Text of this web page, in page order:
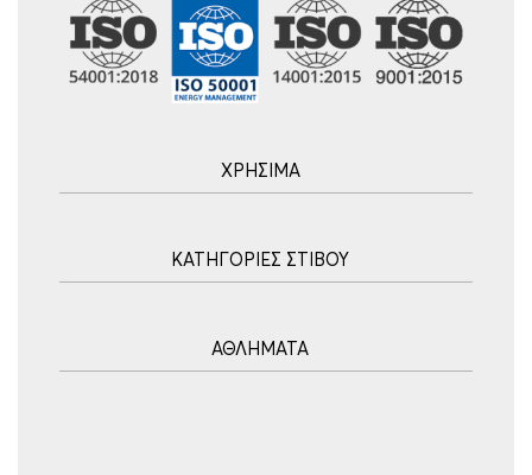
ΧΡΗΣΙΜΑ
Τρόποι Πληρωμής
ΚΑΤΗΓΟΡΙΕΣ ΣΤΙΒΟΥ
ΑΘΛΗΜΑΤΑ